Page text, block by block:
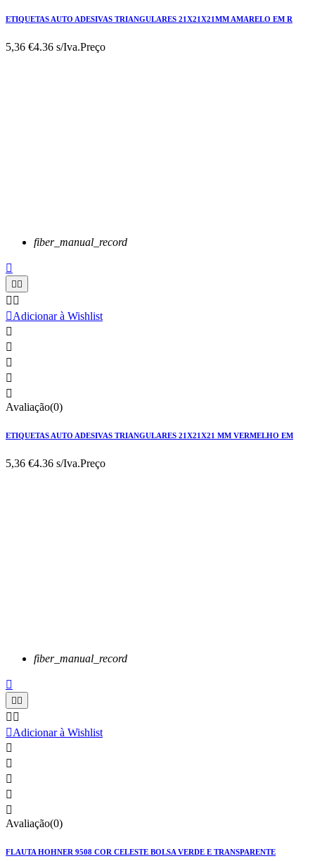
ETIQUETAS AUTO ADESIVAS TRIANGULARES 21X21X21MM AMARELO EM R
5,36 €4.36 s/Iva.Preço
fiber_manual_record

 
 
Adicionar à Wishlist





Avaliação(0)
ETIQUETAS AUTO ADESIVAS TRIANGULARES 21X21X21 MM VERMELHO EM
5,36 €4.36 s/Iva.Preço
fiber_manual_record

 
 
Adicionar à Wishlist





Avaliação(0)
FLAUTA HOHNER 9508 COR CELESTE BOLSA VERDE E TRANSPARENTE